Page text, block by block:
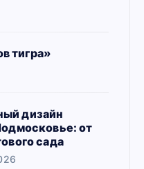
тигра»
дизайн
от
сада